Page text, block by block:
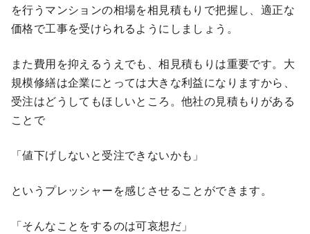
を行うマンションの相場を相見積もりで把握し、適正な
価格で工事を受けられるようにしましょう。
また費用を抑えるうえでも、相見積もりは重要です。大
規模修繕は企業にとっては大きな利益になりますから、
受注はどうしてもほしいところ。他社の見積もりがある
ことで
「値下げしないと受注できないかも」
というプレッシャーを感じさせることができます。
「そんなことをするのは可哀想だ」